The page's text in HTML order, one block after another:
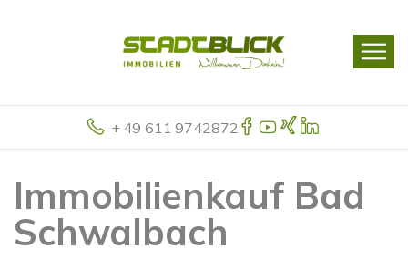
+ 49 611 9742872
Immobilienkauf Bad
Schwalbach